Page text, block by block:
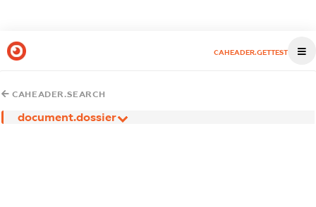
CAHEADER.GETTEST
CAHEADER.SEARCH
document.dossier